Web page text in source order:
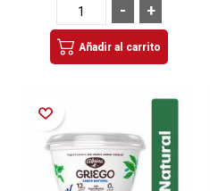
+
-
Añadir al carrito
Añadir a la Lista de Deseos